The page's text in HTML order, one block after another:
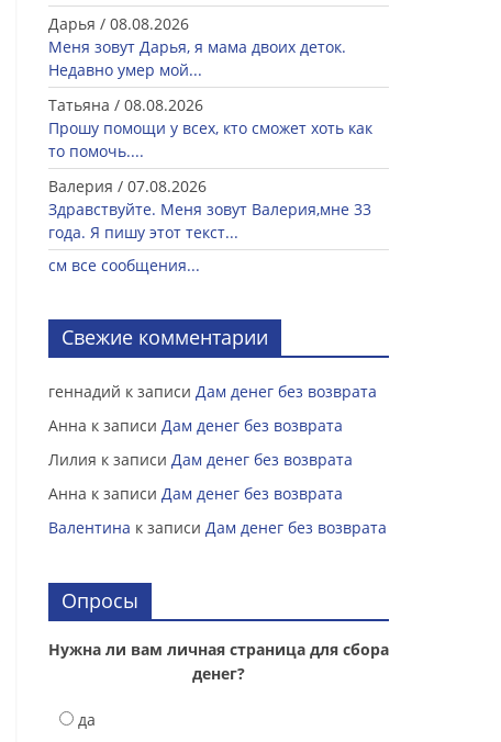
Дарья / 08.08.2026
Меня зовут Дарья, я мама двоих деток.
Недавно умер мой...
Татьяна / 08.08.2026
Прошу помощи у всех, кто сможет хоть как
то помочь....
Валерия / 07.08.2026
Здравствуйте. Меня зовут Валерия,мне 33
года. Я пишу этот текст...
см все сообщения...
Свежие комментарии
геннадий к записи Дам денег без возврата
Анна к записи Дам денег без возврата
Лилия к записи Дам денег без возврата
Анна к записи Дам денег без возврата
Валентина к записи Дам денег без возврата
Опросы
Нужна ли вам личная страница для сбора
денег?
да